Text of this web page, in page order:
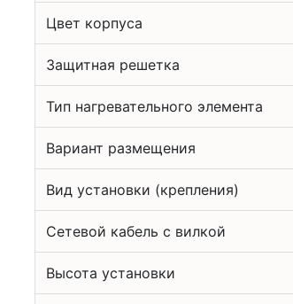
Цвет корпуса
Защитная решетка
Тип нагревательного элемента
Вариант размещения
Вид установки (крепления)
Сетевой кабель с вилкой
Высота установки